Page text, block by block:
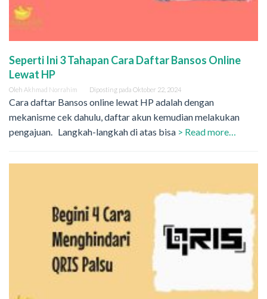
Seperti Ini 3 Tahapan Cara Daftar Bansos Online
Lewat HP
Oleh Akhmad Norrahim Diposting pada Oktober 22, 2024
Cara daftar Bansos online lewat HP adalah dengan
mekanisme cek dahulu, daftar akun kemudian melakukan
pengajuan. Langkah-langkah di atas bisa > Read more…